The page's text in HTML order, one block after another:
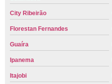
City Ribeirão
Florestan Fernandes
Guaíra
Ipanema
Itajobi